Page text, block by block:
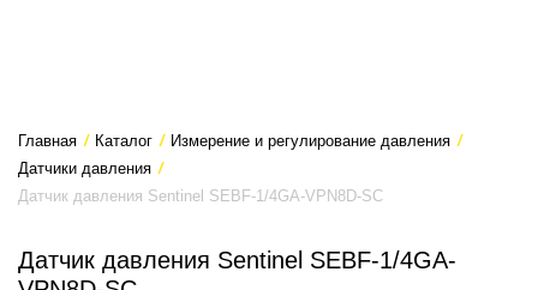
Главная / Каталог / Измерение и регулирование давления /
Датчики давления /
Датчик давления Sentinel SEBF-1/4GA-VPN8D-SC
Датчик давления Sentinel SEBF-1/4GA-